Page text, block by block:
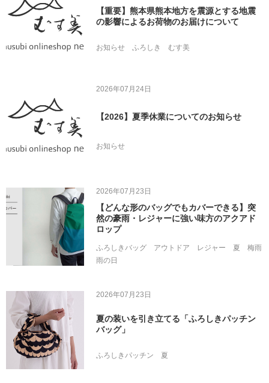
【重要】熊本県熊本地方を震源とする地震
の影響によるお荷物のお届けについて
お知らせ ふろしき むす美
2026年07月24日
【2026】夏季休業についてのお知らせ
お知らせ
2026年07月23日
【どんな形のバッグでもカバーできる】突
然の豪雨・レジャーに強い味方のアクアド
ロップ
ふろしきバッグ アウトドア レジャー 夏
梅雨
雨の日
2026年07月23日
夏の装いを引き立てる「ふろしきパッチン
バッグ」
ふろしきパッチン 夏